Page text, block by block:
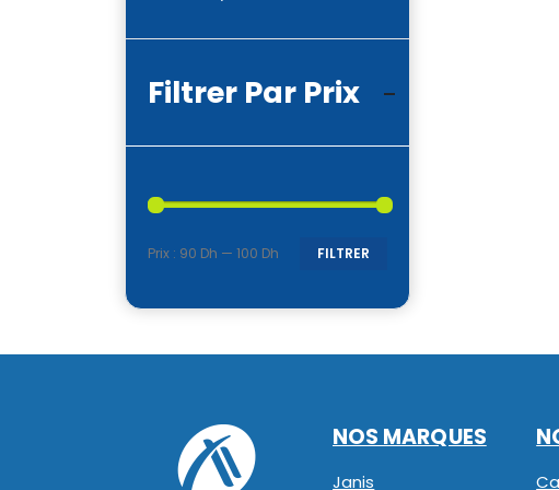
Filtrer Par Prix
FILTRER
Prix : 90 Dh — 100 Dh
NOS MARQUES
Janis